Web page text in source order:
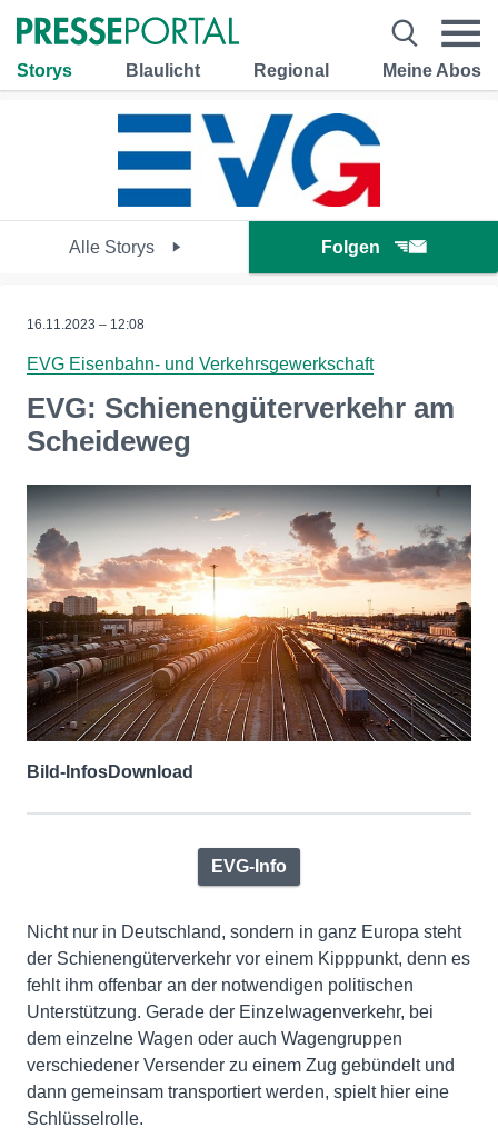
Storys Blaulicht Regional Meine Abos
Alle Storys Folgen
16.11.2023 – 12:08
EVG Eisenbahn- und Verkehrsgewerkschaft
EVG: Schienengüterverkehr am
Scheideweg
Bild-InfosDownload
EVG-Info
Nicht nur in Deutschland, sondern in ganz Europa steht
der Schienengüterverkehr vor einem Kipppunkt, denn es
fehlt ihm offenbar an der notwendigen politischen
Unterstützung. Gerade der Einzelwagenverkehr, bei
dem einzelne Wagen oder auch Wagengruppen
verschiedener Versender zu einem Zug gebündelt und
dann gemeinsam transportiert werden, spielt hier eine
Schlüsselrolle.